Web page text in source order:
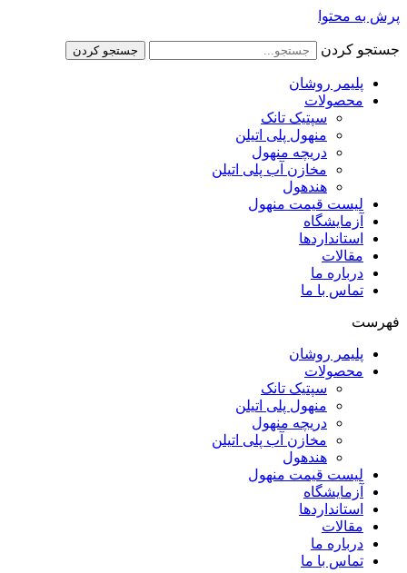
پرش به محتوا
جستجو کردن جستجو کردن
پلیمر روشان
محصولات
سپتیک تانک
منهول پلی اتیلن
دریچه منهول
مخازن آب پلی اتیلن
هندهول
لیست قیمت منهول
آزمایشگاه
استانداردها
مقالات
درباره ما
تماس با ما
فهرست
پلیمر روشان
محصولات
سپتیک تانک
منهول پلی اتیلن
دریچه منهول
مخازن آب پلی اتیلن
هندهول
لیست قیمت منهول
آزمایشگاه
استانداردها
مقالات
درباره ما
تماس با ما